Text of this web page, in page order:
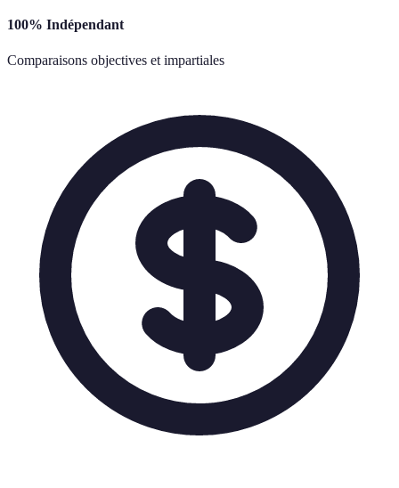
100% Indépendant
Comparaisons objectives et impartiales